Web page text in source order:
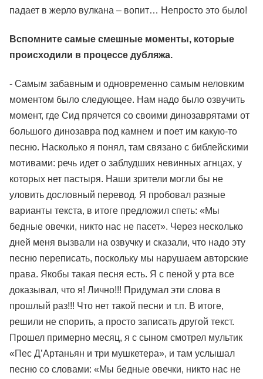
падает в жерло вулкана – вопит… Непросто это было!
Вспомните самые смешные моменты, которые
происходили в процессе дубляжа.
- Самым забавным и одновременно самым неловким
моментом было следующее. Нам надо было озвучить
момент, где Сид прячется со своими динозаврятами от
большого динозавра под камнем и поет им какую-то
песню. Насколько я понял, там связано с библейскими
мотивами: речь идет о заблудших невинных агнцах, у
которых нет пастыря. Наши зрители могли бы не
уловить дословный перевод. Я пробовал разные
варианты текста, в итоге предложил спеть: «Мы
бедные овечки, никто нас не пасет». Через несколько
дней меня вызвали на озвучку и сказали, что надо эту
песню переписать, поскольку мы нарушаем авторские
права. Якобы такая песня есть. Я с пеной у рта все
доказывал, что я! Лично!!! Придумал эти слова в
прошлый раз!!! Что нет такой песни и т.п. В итоге,
решили не спорить, а просто записать другой текст.
Прошел примерно месяц, я с сыном смотрел мультик
«Пес Д’Артаньян и три мушкетера», и там услышал
песню со словами: «Мы бедные овечки, никто нас не